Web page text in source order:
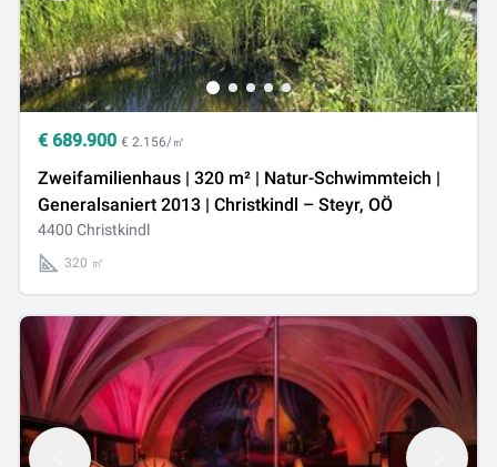
€ 689.900 € 2.156/㎡
Zweifamilienhaus | 320 m² | Natur-Schwimmteich |
Generalsaniert 2013 | Christkindl – Steyr, OÖ
4400 Christkindl
320 ㎡